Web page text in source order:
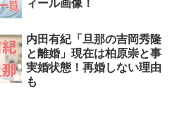
ィール画像！
内田有紀「旦那の吉岡秀隆
と離婚」現在は柏原崇と事
実婚状態！再婚しない理由
も